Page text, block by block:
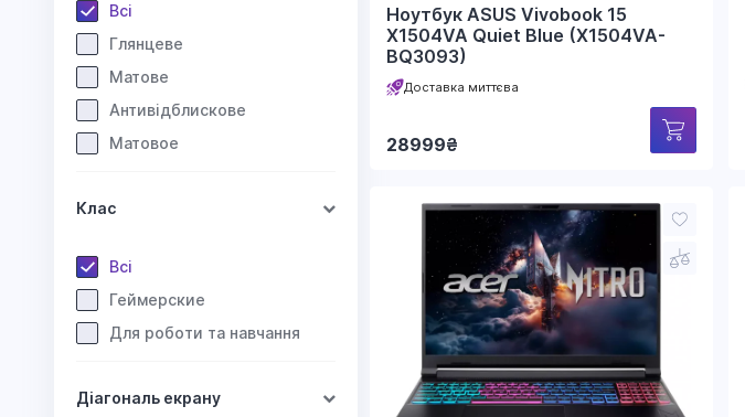
Всі
Глянцеве
Матове
Антивідблискове
Матовое
Клас
Всі
Геймерские
Для роботи та навчання
Діагональ екрану
Ноутбук ASUS Vivobook 15
X1504VA Quiet Blue (X1504VA-
BQ3093)
Доставка миттєва
28999₴